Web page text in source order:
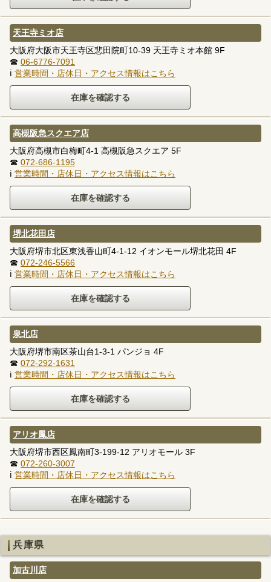
天王寺ミオ店
大阪府大阪市天王寺区悲田院町10-39 天王寺ミオ本館 9F
☎ 06-6776-7091
ℹ 営業時間・店休日・アクセス情報はこちら
高槻阪急スクエア店
大阪府高槻市白梅町4-1 高槻阪急スクエア 5F
☎ 072-686-1195
ℹ 営業時間・店休日・アクセス情報はこちら
堺北花田店
大阪府堺市北区東浅香山町4-1-12 イオンモール堺北花田 4F
☎ 072-246-5566
ℹ 営業時間・店休日・アクセス情報はこちら
泉北店
大阪府堺市南区茶山台1-3-1 パンジョ 4F
☎ 072-292-1631
ℹ 営業時間・店休日・アクセス情報はこちら
アリオ鳳店
大阪府堺市西区鳳南町3-199-12 アリオモール 3F
☎ 072-260-3007
ℹ 営業時間・店休日・アクセス情報はこちら
兵庫県
加古川店